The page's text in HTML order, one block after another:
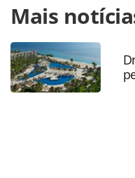
https://
rotas-e-avioes-o-plano-
etihad_156823.html ou
página. Todo o
Editora é protegido pela
autoral. Não reproduza
Mais